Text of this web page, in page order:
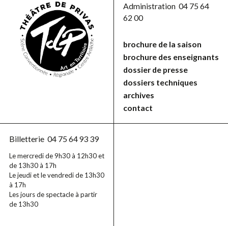
Administration 04 75 64
62 00
brochure de la saison
brochure des enseignants
dossier de presse
dossiers techniques
archives
contact
Billetterie 04 75 64 93 39
Le mercredi de 9h30 à 12h30 et
de 13h30 à 17h
Le jeudi et le vendredi de 13h30
à 17h
Les jours de spectacle à partir
de 13h30